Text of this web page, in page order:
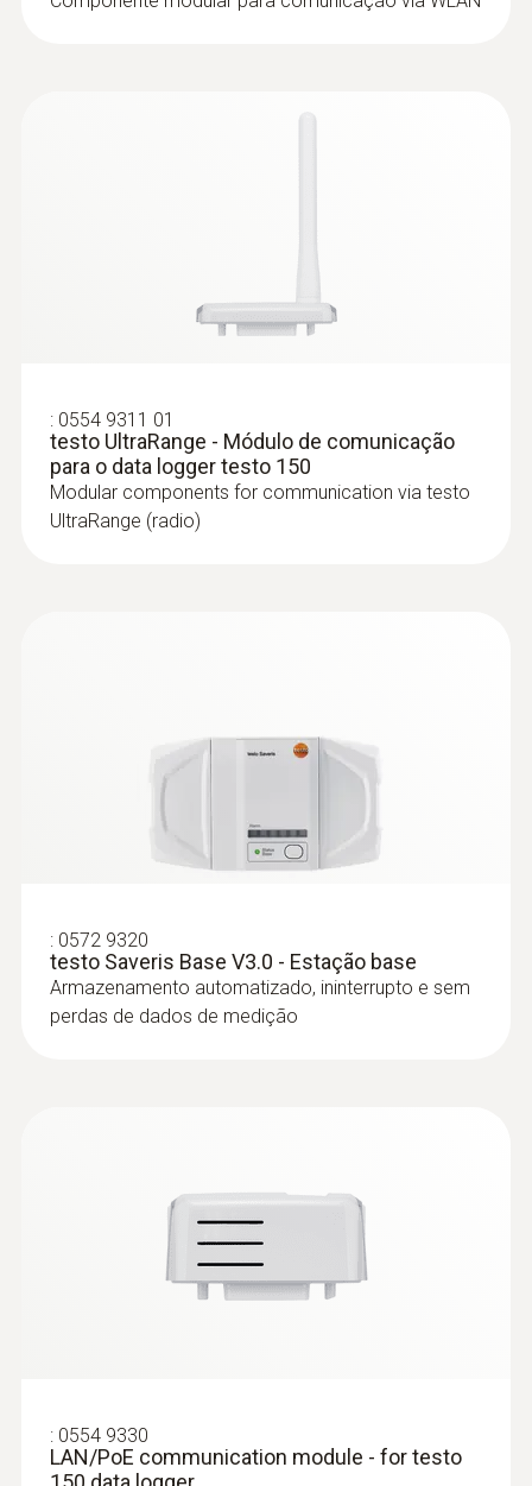
Termopar com adaptador TP -
Termopar, flexível, comp. 1500 mm,
1500 mm, PTFE, TP Tipo K
Termopar com adaptador TP, flexível,
Termopar com adaptador TP, flexível, comp.
1500 mm, fibra de vidro, TP Tipo K
para medições em ar/g... - for
measurements in air / flue gases
: 0554 9311 01
testo UltraRange - Módulo de comunicação
para o data logger testo 150
Modular components for communication via testo
UltraRange (radio)
: 0572 9320
testo Saveris Base V3.0 - Estação base
Armazenamento automatizado, ininterrupto e sem
perdas de dados de medição
: 0554 9330
LAN/PoE communication module - for testo